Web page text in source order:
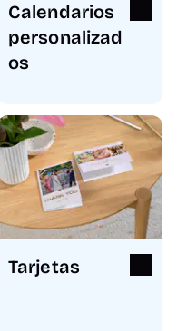
Calendarios
personalizad
os
Tarjetas